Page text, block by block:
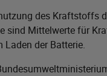
des Kraftstoffs
sind Mittelwerte für
der Batterie.